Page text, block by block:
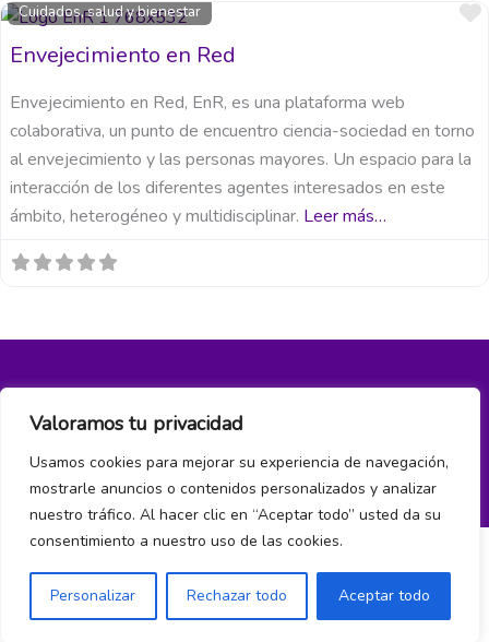
Valoramos tu privacidad
Usamos cookies para mejorar su experiencia de navegación,
mostrarle anuncios o contenidos personalizados y analizar
nuestro tráfico. Al hacer clic en “Aceptar todo” usted da su
consentimiento a nuestro uso de las cookies.
Personalizar Rechazar todo Aceptar todo
Cuidados, salud y bienestar
Envejecimiento en Red
Envejecimiento en Red, EnR, es una plataforma web
colaborativa, un punto de encuentro ciencia-sociedad en torno
al envejecimiento y las personas mayores. Un espacio para la
interacción de los diferentes agentes interesados en este
ámbito, heterogéneo y multidisciplinar. Leer más…
¿Hablamos?